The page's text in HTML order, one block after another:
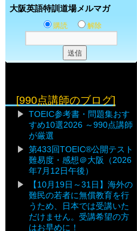
大阪英語特訓道場メルマガ
購読 解除
[990点講師のブログ]
TOEIC参考書・問題集おす
すめ10選2026 ～990点講師
が厳選
第433回TOEIC®公開テスト
難易度・感想＠大阪（2026
年7月12日午後）
【10月19日～31日】海外の
難民の若者に無償教育を行
うため、日本では受講いた
だけません。受講希望の方
はお早めに！